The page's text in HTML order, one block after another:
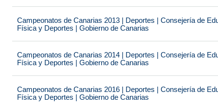
Campeonatos de Canarias 2013 | Deportes | Consejería de
Física y Deportes | Gobierno de Canarias
Campeonatos de Canarias 2014 | Deportes | Consejería de
Física y Deportes | Gobierno de Canarias
Campeonatos de Canarias 2016 | Deportes | Consejería de
Física y Deportes | Gobierno de Canarias